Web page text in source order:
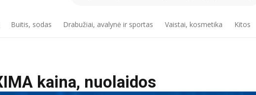
Buitis, sodas Drabužiai, avalynė ir sportas Vaistai, kosmetika Kitos
kaina, nuolaidos